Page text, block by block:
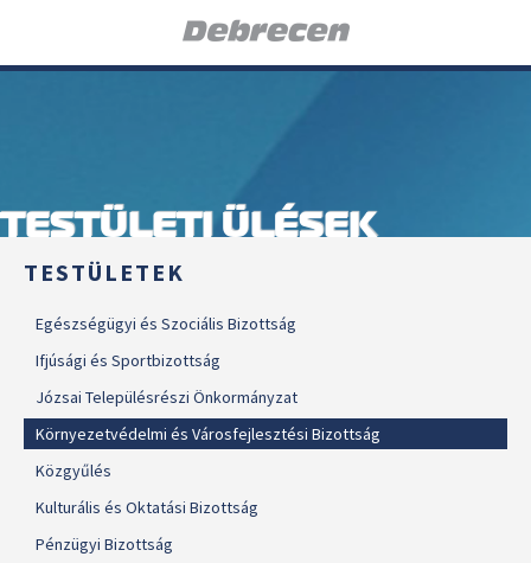
TESTÜLETI ÜLÉSEK
TESTÜLETEK
Egészségügyi és Szociális Bizottság
Ifjúsági és Sportbizottság
Józsai Településrészi Önkormányzat
Környezetvédelmi és Városfejlesztési Bizottság
Közgyűlés
Kulturális és Oktatási Bizottság
Pénzügyi Bizottság